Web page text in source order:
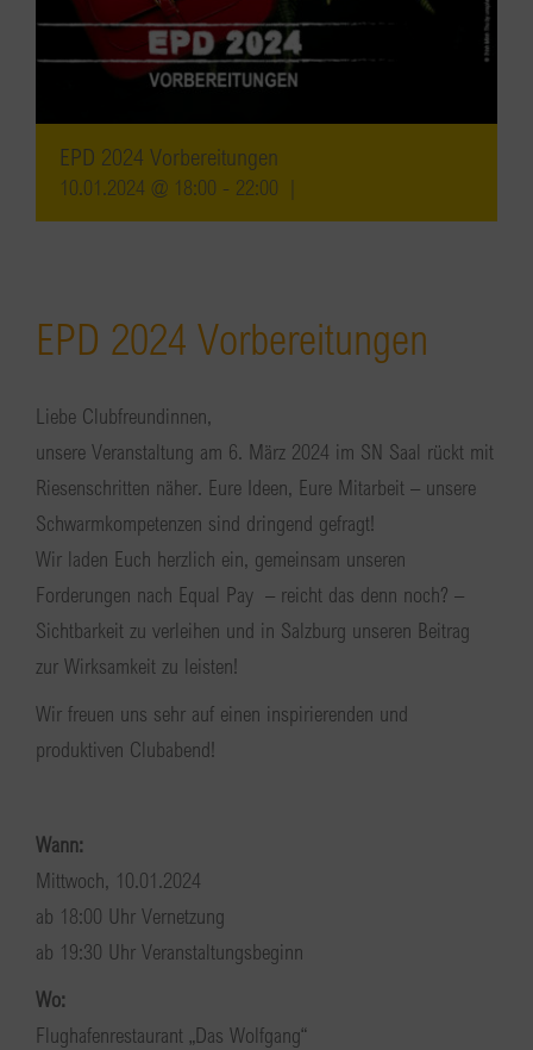
EPD 2024 Vorbereitungen
10.01.2024 @ 18:00 - 22:00
EPD 2024 Vorbereitungen
Liebe Clubfreundinnen,
unsere Veranstaltung am 6. März 2024 im SN Saal rückt mit
Riesenschritten näher. Eure Ideen, Eure Mitarbeit – unsere
Schwarmkompetenzen sind dringend gefragt!
Wir laden Euch herzlich ein, gemeinsam unseren
Forderungen nach Equal Pay – reicht das denn noch? –
Sichtbarkeit zu verleihen und in Salzburg unseren Beitrag
zur Wirksamkeit zu leisten!
Wir freuen uns sehr auf einen inspirierenden und
produktiven Clubabend!
Wann:
Mittwoch, 10.01.2024
ab 18:00 Uhr Vernetzung
ab 19:30 Uhr Veranstaltungsbeginn
Wo:
Flughafenrestaurant „Das Wolfgang“